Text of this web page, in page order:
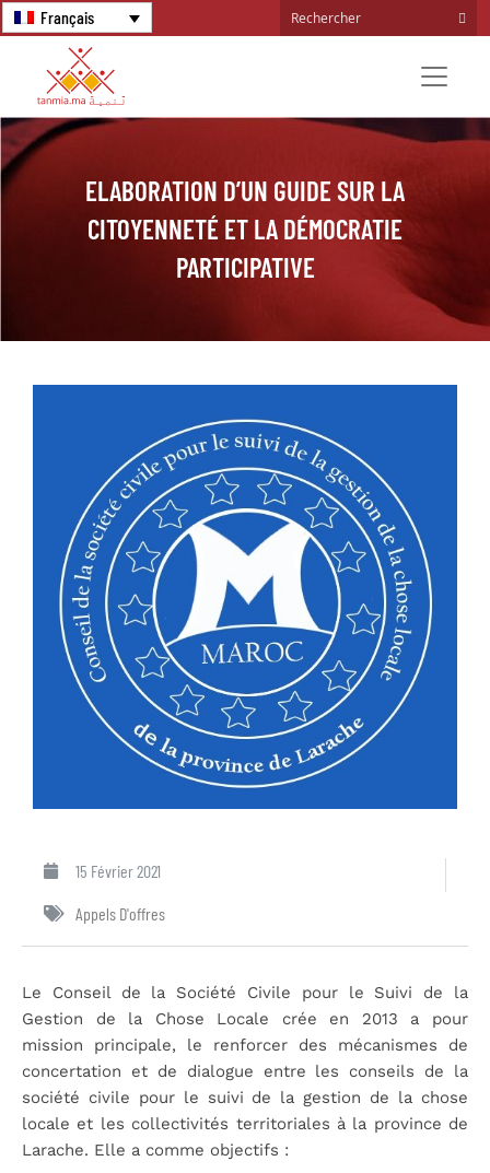
Français
ELABORATION D’UN GUIDE SUR LA
CITOYENNETÉ ET LA DÉMOCRATIE
PARTICIPATIVE
15 Février 2021
Appels D'offres
Le Conseil de la Société Civile pour le Suivi de la
Gestion de la Chose Locale crée en 2013 a pour
mission principale, le renforcer des mécanismes de
concertation et de dialogue entre les conseils de la
société civile pour le suivi de la gestion de la chose
locale et les collectivités territoriales à la province de
Larache. Elle a comme objectifs :